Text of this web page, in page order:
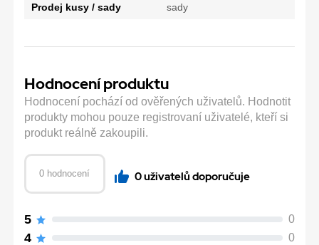
Prodej kusy / sady sady
Hodnocení produktu
Hodnocení pochází od ověřených uživatelů. Hodnotit
produkty mohou pouze registrovaní uživatelé, kteří si
produkt reálně zakoupili.
0 hodnocení 0 uživatelů doporučuje
5 0
4 0